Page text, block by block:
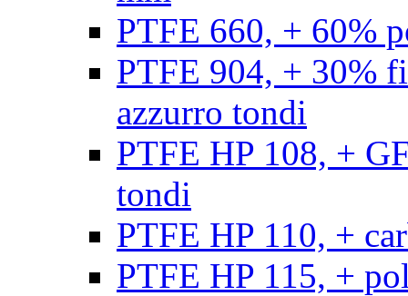
PTFE 660, + 60%
PTFE 904, + 30%
azzurro tondi
PTFE HP 108, +
tondi
PTFE HP 110, +
PTFE HP 115, +